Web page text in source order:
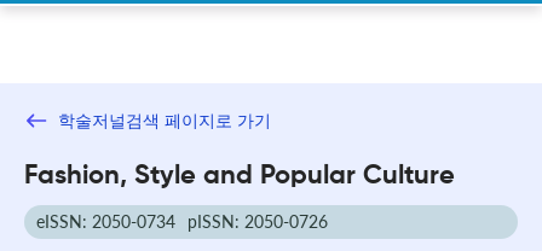
학술저널검색 페이지로 가기
Fashion, Style and Popular Culture
eISSN: 2050-0734 pISSN: 2050-0726